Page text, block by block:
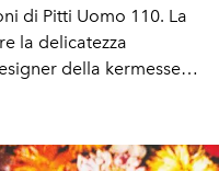
di Pitti Uomo 110. La
la delicatezza
della kermesse